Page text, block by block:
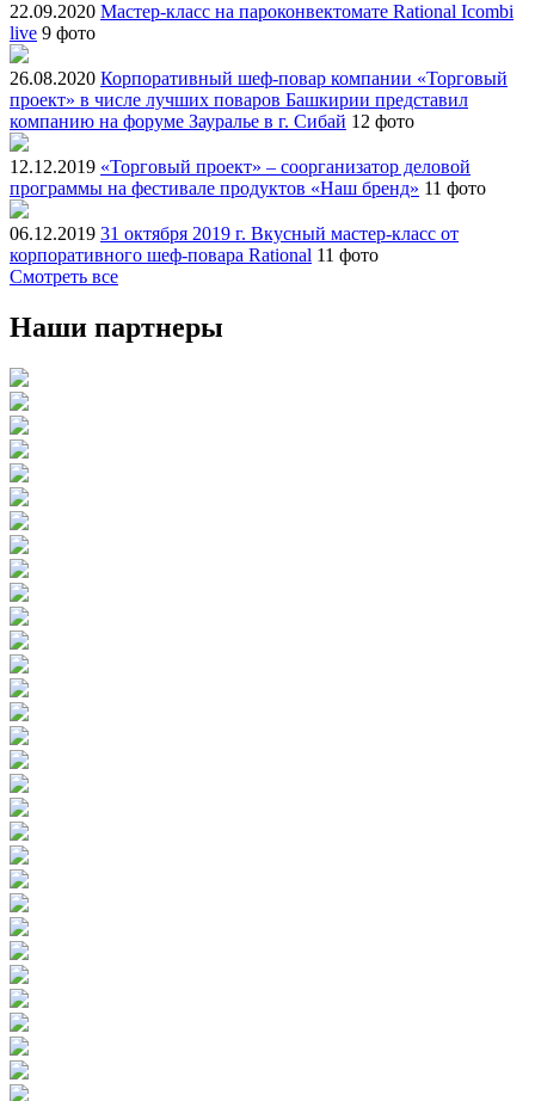
22.09.2020 Мастер-класс на пароконвектомате Rational Icombi
live 9 фото
26.08.2020 Корпоративный шеф-повар компании «Торговый
проект» в числе лучших поваров Башкирии представил
компанию на форуме Зауралье в г. Сибай 12 фото
12.12.2019 «Торговый проект» – соорганизатор деловой
программы на фестивале продуктов «Наш бренд» 11 фото
06.12.2019 31 октября 2019 г. Вкусный мастер-класс от
корпоративного шеф-повара Rational 11 фото
Смотреть все
Наши партнеры